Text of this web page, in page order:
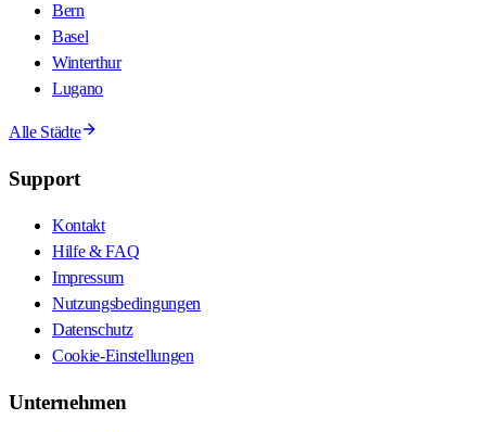
Bern
Basel
Winterthur
Lugano
Alle Städte
Support
Kontakt
Hilfe & FAQ
Impressum
Nutzungsbedingungen
Datenschutz
Cookie-Einstellungen
Unternehmen